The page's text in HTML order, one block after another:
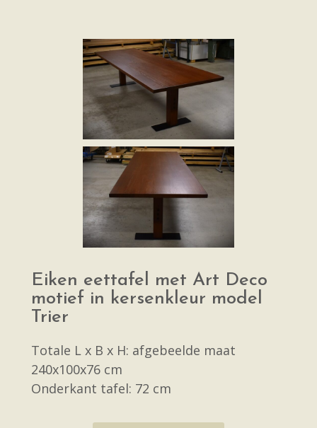
Eiken eettafel met Art Deco
motief in kersenkleur model
Trier
Totale L x B x H: afgebeelde maat
240x100x76 cm
Onderkant tafel: 72 cm